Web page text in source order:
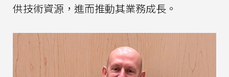
供技術資源，進而推動其業務成長。